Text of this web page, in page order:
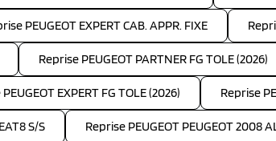
PEUGEOT EXPERT CAB. APPR. FIXE
Reprise PEUGEOT PARTNER FG TOLE (2026)
EXPERT FG TOLE (2026) Reprise
S/S Reprise PEUGEOT PEUGEOT 2008